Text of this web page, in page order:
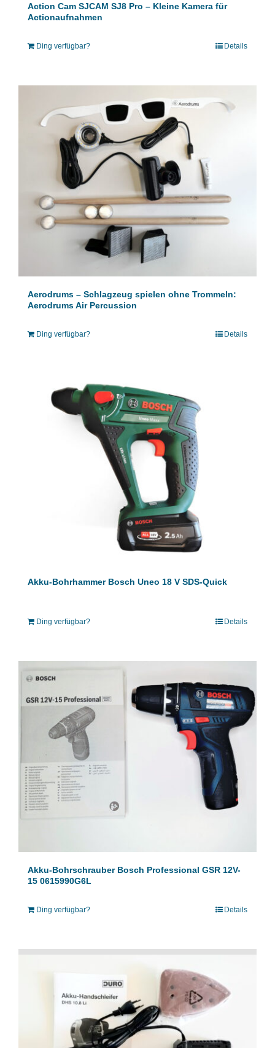
Action Cam SJCAM SJ8 Pro – Kleine Kamera für
Actionaufnahmen
Ding verfügbar? Details
Aerodrums – Schlagzeug spielen ohne Trommeln:
Aerodrums Air Percussion
Ding verfügbar? Details
Akku-Bohrhammer Bosch Uneo 18 V SDS-Quick
Ding verfügbar? Details
Akku-Bohrschrauber Bosch Professional GSR 12V-
15 0615990G6L
Ding verfügbar? Details